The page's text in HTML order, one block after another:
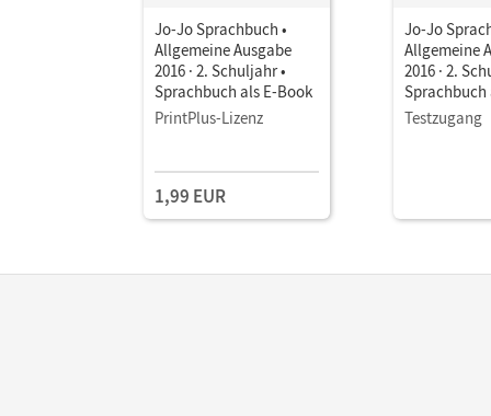
Jo-Jo Sprachbuch •
Allgemeine Ausgabe
2016 · 2. Schuljahr •
Sprachbuch als E-Book
PrintPlus-Lizenz
1,99 EUR
Jo-Jo
Allgemeine
2016 · 2.
Sprachbuch
Testzugang